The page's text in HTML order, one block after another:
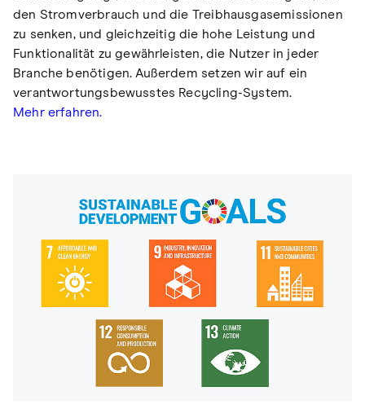
den Stromverbrauch und die Treibhausgasemissionen
zu senken, und gleichzeitig die hohe Leistung und
Funktionalität zu gewährleisten, die Nutzer in jeder
Branche benötigen. Außerdem setzen wir auf ein
verantwortungsbewusstes Recycling-System.
Mehr erfahren.